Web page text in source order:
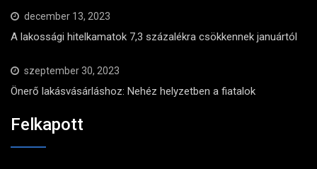
december 13, 2023
A lakossági hitelkamatok 7,3 százalékra csökkennek januártól
szeptember 30, 2023
Önerő lakásvásárláshoz: Nehéz helyzetben a fiatalok
Felkapott